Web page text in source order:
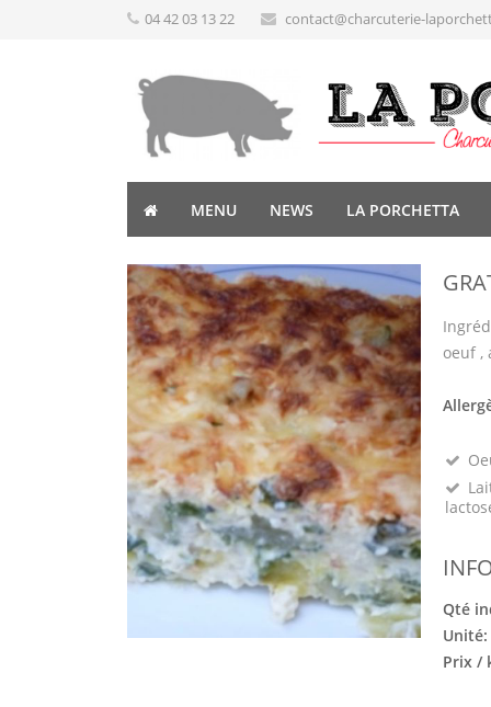
04 42 03 13 22 contact@charcuterie-
MENU NEWS LA PORCHETTA
oeuf ,
Qté
Unité:
Prix /